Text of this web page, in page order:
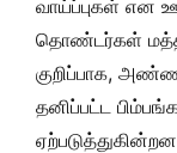
வாய்ப்புகள் என
தொண்டர்கள்
குறிப்பாக,
தனிப்பட்ட